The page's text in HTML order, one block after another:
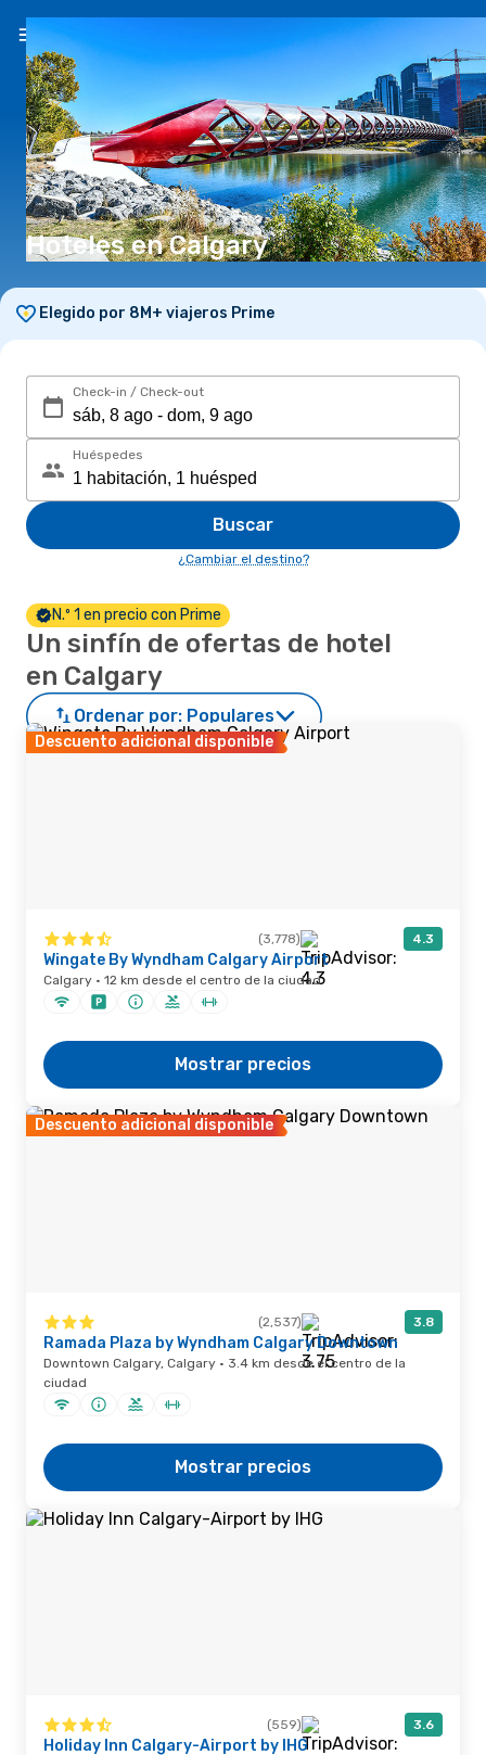
ES
Hoteles en Calgary
Elegido por 8M+ viajeros Prime
Check-in / Check-out
Huéspedes
Buscar
¿Cambiar el destino?
N.º 1 en precio con Prime
Un sinfín de ofertas de hotel
en Calgary
Ordenar por: Populares
Descuento adicional disponible
(3,778) 4.3
Wingate By Wyndham Calgary Airport
Calgary · 12 km desde el centro de la ciudad
Mostrar precios
Descuento adicional disponible
(2,537) 3.8
Ramada Plaza by Wyndham Calgary Downtown
Downtown Calgary, Calgary · 3.4 km desde el centro de la
ciudad
Mostrar precios
(559) 3.6
Holiday Inn Calgary-Airport by IHG